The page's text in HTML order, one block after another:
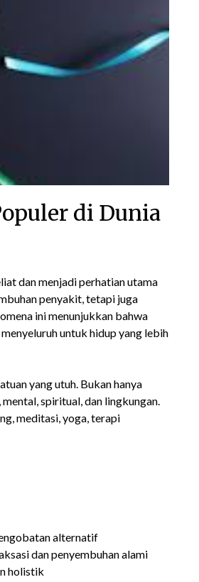
di Dunia
dan menjadi perhatian utama
penyakit, tetapi juga
ini menunjukkan bahwa
untuk hidup yang lebih
yang utuh. Bukan hanya
spiritual, dan lingkungan.
meditasi, yoga, terapi
alternatif
dan penyembuhan alami
holistik